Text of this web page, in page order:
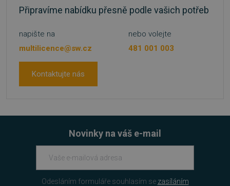
Připravíme nabídku přesně podle vašich potřeb
napište na
multilicence@sw.cz
nebo volejte
481 001 003
Kontaktujte nás
Novinky na váš e-mail
Odesláním formuláře souhlasím se zasíláním
udid